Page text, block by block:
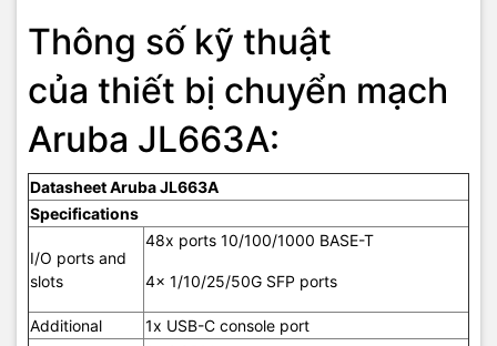
Thông số kỹ thuật
của thiết bị chuyển mạch​
Aruba JL663A:
Datasheet Aruba JL663A
Specifications
I/O ports and
slots
48x ports 10/100/1000 BASE-T
4x 1/10/25/50G SFP ports
Additional 1x USB-C console port
IPv4 unicast
routes
64,000
IPv6 unicast
routes
IPv4 multicast
routes
8,000
routes
8,000
capacity
29,490